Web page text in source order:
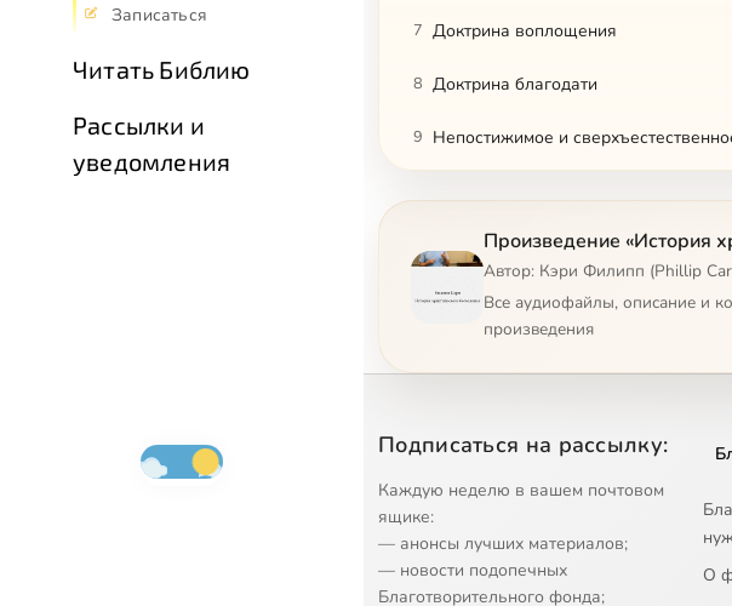
Записаться
Читать Библию
Рассылки и
уведомления
7 Доктрина воплощения
8 Доктрина благодати
9 Непостижимое и
Искупление и вопросы исхождения
12 Схоластическое богословие
15 Лютер и протестантское богословие
16 Кальвин и реформатское
17 Споры о предопределении
Произведение «История
Автор: Кэри Филипп (Phillip
Все аудиофайлы, описание и
произведения
Подписаться на рассылку:
Каждую неделю в вашем почтовом
ящике:
— анонсы лучших материалов;
— новости подопечных
Благотворительного фонда;
О